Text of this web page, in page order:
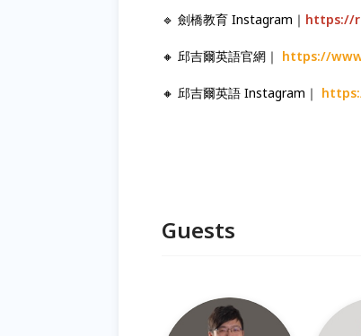
🔹 劍橋教育 Instagram｜ https://
🔸 邱吉爾英語官網｜ https://
🔸 邱吉爾英語 Instagram｜
Guests